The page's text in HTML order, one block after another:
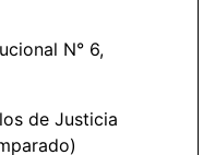
N° 6,
de Justicia